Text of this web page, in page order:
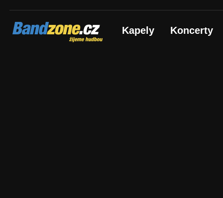
Bandzone.cz
žijeme hudbou Kapely Koncerty